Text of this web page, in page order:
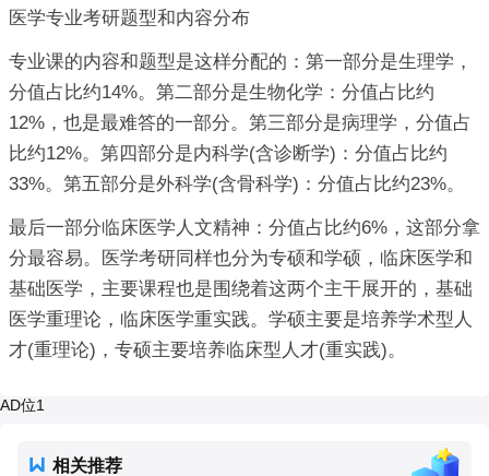
医学专业考研题型和内容分布
专业课的内容和题型是这样分配的：第一部分是生理学，
分值占比约14%。第二部分是生物化学：分值占比约
12%，也是最难答的一部分。第三部分是病理学，分值占
比约12%。第四部分是内科学(含诊断学)：分值占比约
33%。第五部分是外科学(含骨科学)：分值占比约23%。
最后一部分临床医学人文精神：分值占比约6%，这部分拿
分最容易。医学考研同样也分为专硕和学硕，临床医学和
基础医学，主要课程也是围绕着这两个主干展开的，基础
医学重理论，临床医学重实践。学硕主要是培养学术型人
才(重理论)，专硕主要培养临床型人才(重实践)。
AD位1
相关推荐